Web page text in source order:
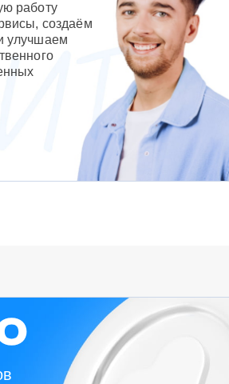
работу
создаём
улучшаем